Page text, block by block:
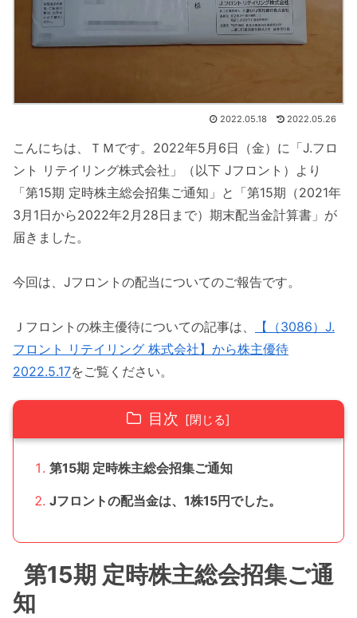
2022.05.18 2022.05.26
こんにちは、ＴＭです。2022年5月6日（金）に「J.フロ
ント リテイリング株式会社」（以下 Jフロント）より
「第15期 定時株主総会招集ご通知」と「第15期（2021年
3月1日から2022年2月28日まで）期末配当金計算書」が
届きました。
今回は、Jフロントの配当についてのご報告です。
Ｊフロントの株主優待についての記事は、
【（3086）J.
フロント リテイリング 株式会社】から株主優待
2022.5.17をご覧ください。
目次
第15期 定時株主総会招集ご通知
Jフロントの配当金は、1株15円でした。
第15期 定時株主総会招集ご通
知